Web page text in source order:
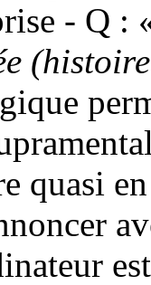
- Q :
(histoire
quasi